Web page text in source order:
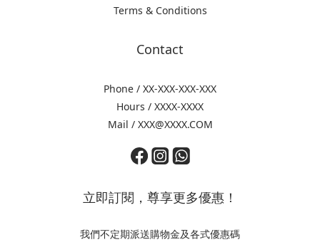
Terms & Conditions
Contact
Phone / XX-XXX-XXX-XXX
Hours / XXXX-XXXX
Mail / XXX@XXXX.COM
立即訂閱，尊享更多優惠！
我們不定期派送購物金及各式優惠碼